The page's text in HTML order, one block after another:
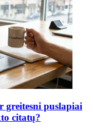
greitesni puslapiai
citatų?